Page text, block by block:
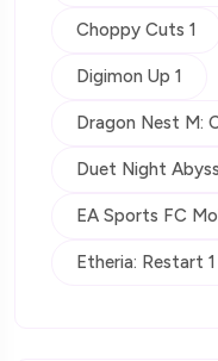
Choppy Cuts 1
Digimon Up 1
Dragon Nest M:
Duet Night
EA Sports FC
Etheria: Restart 1